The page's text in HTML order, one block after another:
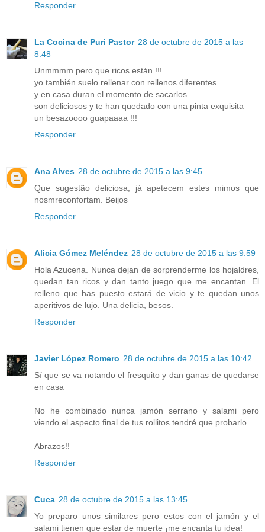
Responder
La Cocina de Puri Pastor 28 de octubre de 2015 a las
8:48
Unmmmm pero que ricos están !!!
yo también suelo rellenar con rellenos diferentes
y en casa duran el momento de sacarlos
son deliciosos y te han quedado con una pinta exquisita
un besazoooo guapaaaa !!!
Responder
Ana Alves 28 de octubre de 2015 a las 9:45
Que sugestão deliciosa, já apetecem estes mimos que
nosmreconfortam. Beijos
Responder
Alicia Gómez Meléndez 28 de octubre de 2015 a las 9:59
Hola Azucena. Nunca dejan de sorprenderme los hojaldres,
quedan tan ricos y dan tanto juego que me encantan. El
relleno que has puesto estará de vicio y te quedan unos
aperitivos de lujo. Una delicia, besos.
Responder
Javier López Romero 28 de octubre de 2015 a las 10:42
Sí que se va notando el fresquito y dan ganas de quedarse
en casa
No he combinado nunca jamón serrano y salami pero
viendo el aspecto final de tus rollitos tendré que probarlo
Abrazos!!
Responder
Cuca 28 de octubre de 2015 a las 13:45
Yo preparo unos similares pero estos con el jamón y el
salami tienen que estar de muerte ¡me encanta tu idea!